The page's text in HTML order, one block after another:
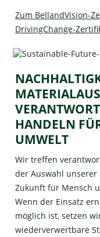
Zum BellandVision-
DrivingChange-
HANDELN
UMWELT
Wir treffen
der Auswahl
Zukunft für Mensch
Wenn der Einsatz
möglich ist, setzen
wiederverwertbare